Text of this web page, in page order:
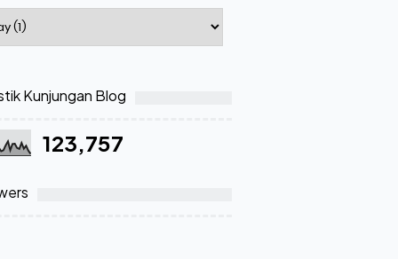
Kunjungan Blog
123,757